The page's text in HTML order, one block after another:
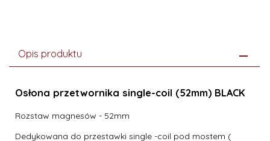
Opis produktu
Osłona przetwornika single-coil (52mm) BLACK
Rozstaw magnesów - 52mm
Dedykowana do przestawki single -coil pod mostem (